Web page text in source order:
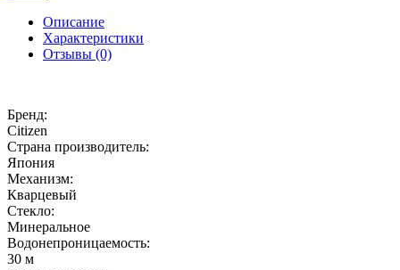
Описание
Характеристики
Отзывы (0)
Бренд:
Citizen
Страна производитель:
Япония
Механизм:
Кварцевый
Стекло:
Минеральное
Водонепроницаемость:
30 м